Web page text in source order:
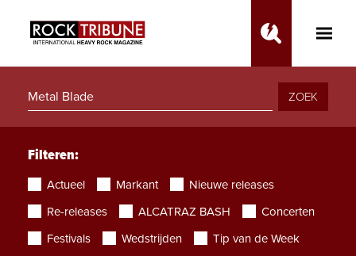
Toggle
ZOEK
Filteren:
Actueel Markant
Nieuwe releases
Re-releases
ALCATRAZ BASH
Concerten
Festivals
Wedstrijden Tip van de Week